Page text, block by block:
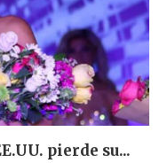
pierde su...